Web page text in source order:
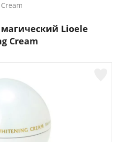
Lioele
Cream